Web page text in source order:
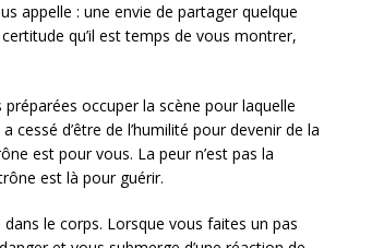
appelle : une envie de partager quelque
qu’il est temps de vous montrer,
occuper la scène pour laquelle
d’être de l’humilité pour devenir de la
est pour vous. La peur n’est pas la
est là pour guérir.
le corps. Lorsque vous faites un pas